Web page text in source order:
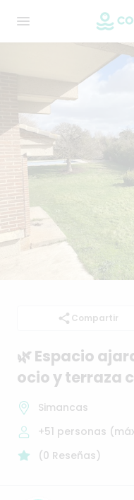
Compartir
🌿 Espacio
ocioyterraza
Simancas
+51 personas
(0 Reseñas)